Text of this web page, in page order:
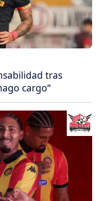
tras
cargo”